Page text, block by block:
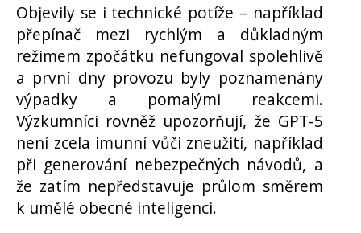
Objevily se i technické potíže – například
přepínač mezi rychlým a důkladným
režimem zpočátku nefungoval spolehlivě
a první dny provozu byly poznamenány
výpadky a pomalými reakcemi.
Výzkumníci rovněž upozorňují, že GPT-5
není zcela imunní vůči zneužití, například
při generování nebezpečných návodů, a
že zatím nepředstavuje průlom směrem
k umělé obecné inteligenci.